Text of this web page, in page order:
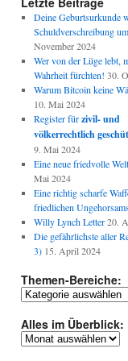
Deine Geburtsurkunde
Schuldverschreibung
November 2024
Wer von der Lüge lebt,
Wahrheit fürchten! 30.
Warum Bitcoin keine
10. Mai 2024
Register fürzivil- und
völkerrechtlich
9. Mai 2024
Eine neue friedvolle
Mai 2024
Eine richtig scharfe
friedlichen
Willy Lynch Letter 20.
Die gefährlichste aller
3) 15. April 2024
Themen-Bereiche:
Themen-
Alles im Überblick:
Alles